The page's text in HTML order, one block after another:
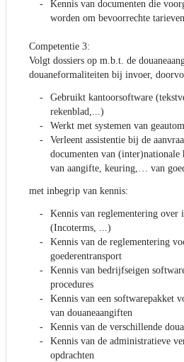
Kennis van documenten die
worden om bevoorrechte
Competentie 3:
Volgt dossiers op m.b.t. de
douaneformaliteiten bij invoer,
Gebruikt kantoorsoftware
rekenblad,...)
Werkt met systemen van
Verleent assistentie bij de
documenten van (inter)nationale
van aangifte, keuring,… van
met inbegrip van kennis:
Kennis van reglementering over
(Incoterms, ...)
Kennis van de reglementering
goederentransport
Kennis van bedrijfseigen
procedures
Kennis van een softwarepakket
van douaneaangiften
Kennis van de verschillende
Kennis van de administratieve
opdrachten